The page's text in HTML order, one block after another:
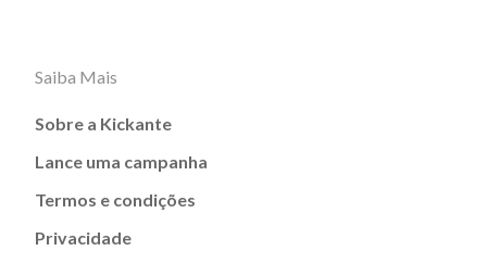
Saiba Mais
Sobre a Kickante
Lance uma campanha
Termos e condições
Privacidade